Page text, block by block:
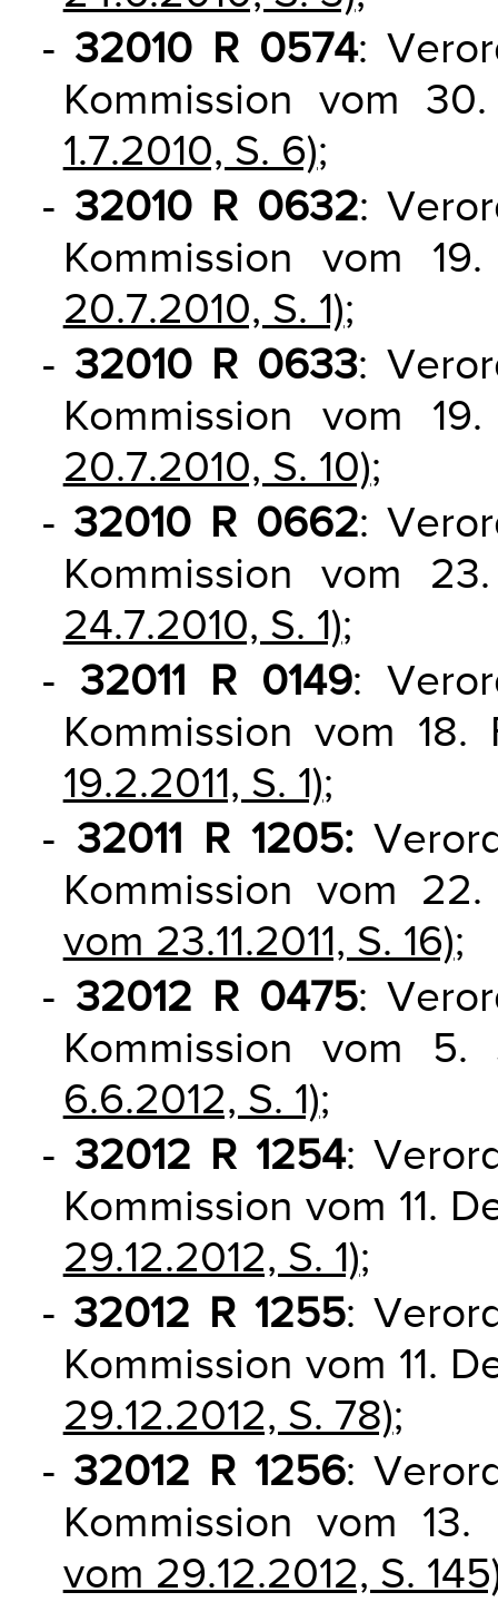
- 32010 R 0574:
Kommission vom
1.7.2010, S. 6);
- 32010 R 0632:
Kommission vom
20.7.2010, S. 1);
- 32010 R 0633:
Kommission vom
20.7.2010, S. 10);
- 32010 R 0662:
Kommission vom
24.7.2010, S. 1);
- 32011 R 0149:
Kommission vom 18.
19.2.2011, S. 1);
- 32011 R 1205:
Kommission vom
vom 23.11.2011, S. 16);
- 32012 R 0475:
Kommission vom
6.6.2012, S. 1);
- 32012 R 1254:
Kommission vom 11.
29.12.2012, S. 1);
- 32012 R 1255:
Kommission vom 11.
29.12.2012, S. 78);
- 32012 R 1256:
Kommission vom
vom 29.12.2012, S.